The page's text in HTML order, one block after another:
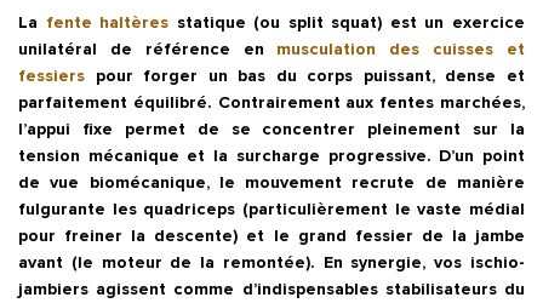
La fente haltères statique (ou split squat) est un exercice
unilatéral de référence en musculation des cuisses et
fessiers pour forger un bas du corps puissant, dense et
parfaitement équilibré. Contrairement aux fentes marchées,
l’appui fixe permet de se concentrer pleinement sur la
tension mécanique et la surcharge progressive. D’un point
de vue biomécanique, le mouvement recrute de manière
fulgurante les quadriceps (particulièrement le vaste médial
pour freiner la descente) et le grand fessier de la jambe
avant (le moteur de la remontée). En synergie, vos ischio-
jambiers agissent comme d’indispensables stabilisateurs du